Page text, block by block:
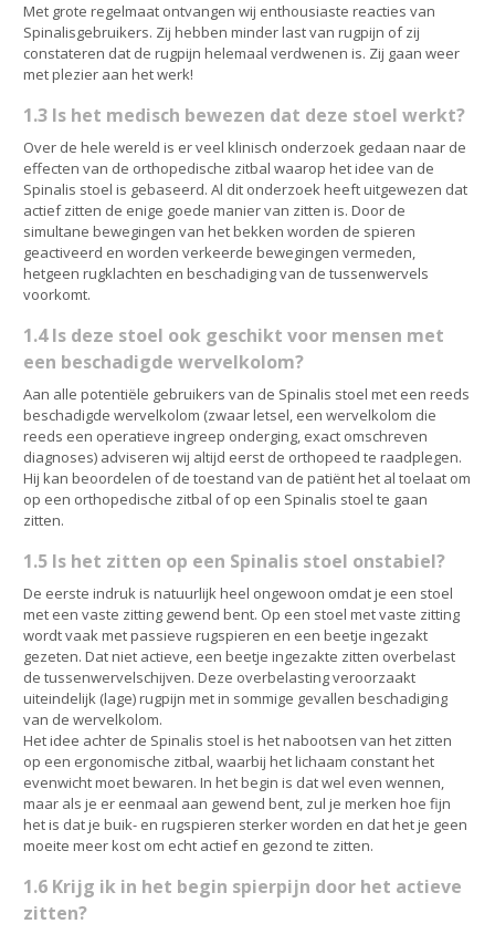
Met grote regelmaat ontvangen wij enthousiaste reacties van
Spinalisgebruikers. Zij hebben minder last van rugpijn of zij
constateren dat de rugpijn helemaal verdwenen is. Zij gaan weer
met plezier aan het werk!
1.3 Is het medisch bewezen dat deze stoel werkt?
Over de hele wereld is er veel klinisch onderzoek gedaan naar de
effecten van de orthopedische zitbal waarop het idee van de
Spinalis stoel is gebaseerd. Al dit onderzoek heeft uitgewezen dat
actief zitten de enige goede manier van zitten is. Door de
simultane bewegingen van het bekken worden de spieren
geactiveerd en worden verkeerde bewegingen vermeden,
hetgeen rugklachten en beschadiging van de tussenwervels
voorkomt.
1.4 Is deze stoel ook geschikt voor mensen met
een beschadigde wervelkolom?
Aan alle potentiële gebruikers van de Spinalis stoel met een reeds
beschadigde wervelkolom (zwaar letsel, een wervelkolom die
reeds een operatieve ingreep onderging, exact omschreven
diagnoses) adviseren wij altijd eerst de orthopeed te raadplegen.
Hij kan beoordelen of de toestand van de patiënt het al toelaat om
op een orthopedische zitbal of op een Spinalis stoel te gaan
zitten.
1.5 Is het zitten op een Spinalis stoel onstabiel?
De eerste indruk is natuurlijk heel ongewoon omdat je een stoel
met een vaste zitting gewend bent. Op een stoel met vaste zitting
wordt vaak met passieve rugspieren en een beetje ingezakt
gezeten. Dat niet actieve, een beetje ingezakte zitten overbelast
de tussenwervelschijven. Deze overbelasting veroorzaakt
uiteindelijk (lage) rugpijn met in sommige gevallen beschadiging
van de wervelkolom.
Het idee achter de Spinalis stoel is het nabootsen van het zitten
op een ergonomische zitbal, waarbij het lichaam constant het
evenwicht moet bewaren. In het begin is dat wel even wennen,
maar als je er eenmaal aan gewend bent, zul je merken hoe fijn
het is dat je buik- en rugspieren sterker worden en dat het je geen
moeite meer kost om echt actief en gezond te zitten.
1.6 Krijg ik in het begin spierpijn door het actieve
zitten?